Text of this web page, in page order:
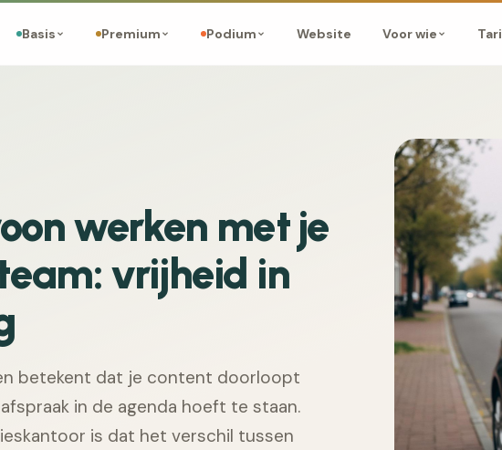
Basis Premium Podium Website Voor wie
werken met je
vrijheid in
betekent dat je content doorloopt
in de agenda hoeft te staan.
is dat het verschil tussen